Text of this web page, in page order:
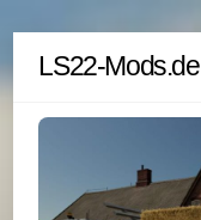
to
content
LS22-Mods.de